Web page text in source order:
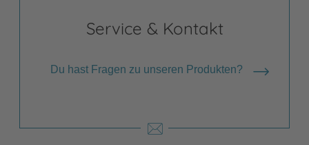
Service & Kontakt
Du hast Fragen zu unseren Produkten?